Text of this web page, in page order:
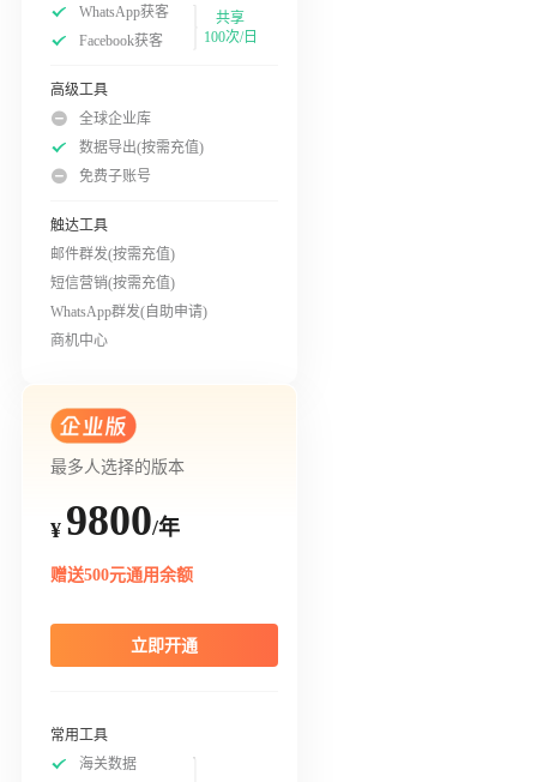
WhatsApp获客
Facebook获客
共享
100次/日
高级工具
全球企业库
数据导出(按需充值)
免费子账号
触达工具
邮件群发(按需充值)
短信营销(按需充值)
WhatsApp群发(自助申请)
商机中心
最多人选择的版本
¥ 9800/年
赠送500元通用余额
立即开通
常用工具
海关数据